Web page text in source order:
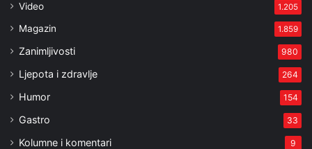
Video 1.205
Magazin 1.859
Zanimljivosti 980
Ljepota i zdravlje 264
Humor 154
Gastro 33
Kolumne i komentari 9